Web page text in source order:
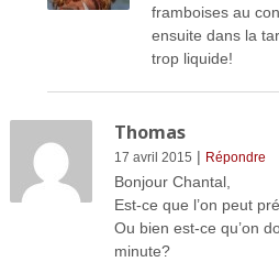
framboises au
ensuite dans la
trop liquide!
Thomas
17 avril 2015 | Répondre
Bonjour Chantal,
Est-ce que l’on peut
Ou bien est-ce qu’on
minute?